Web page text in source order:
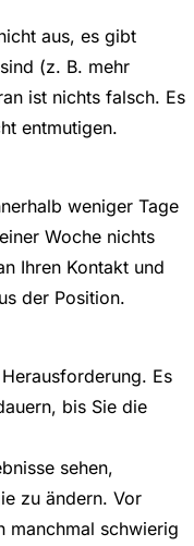
aus, es gibt
(z. B. mehr
ist nichts falsch. Es
entmutigen.
weniger Tage
Woche nichts
Ihren Kontakt und
der Position.
Es
bis Sie die
sehen,
zu ändern. Vor
manchmal schwierig